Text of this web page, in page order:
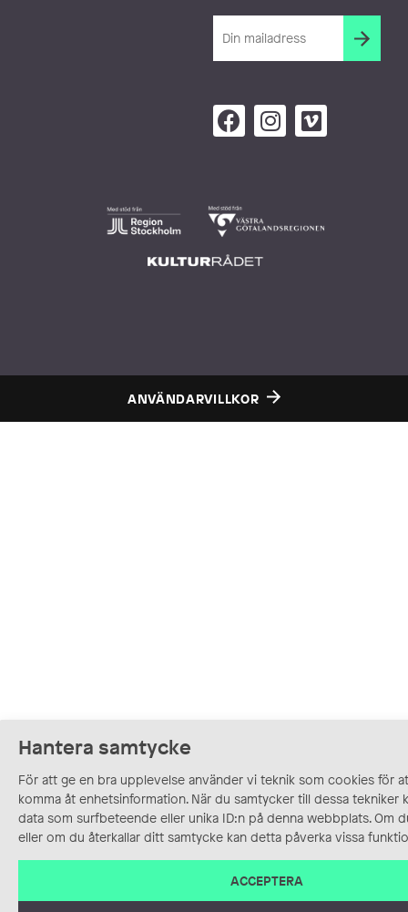
Hantera samtycke
För att ge en bra upplevelse använder vi teknik som cookies för
komma åt enhetsinformation. När du samtycker till dessa tekniker
data som surfbeteende eller unika ID:n på denna webbplats. Om
eller om du återkallar ditt samtycke kan detta påverka vissa
ACCEPTERA
ANVÄNDARVILLKOR